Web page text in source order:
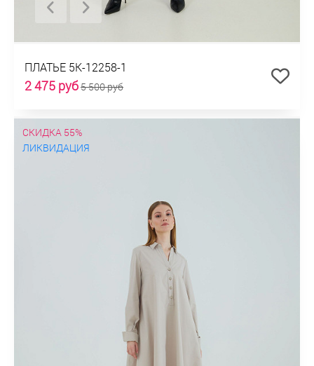
ПЛАТЬЕ 5К-12258-1
2 475 руб5 500 руб
СКИДКА 55%
ЛИКВИДАЦИЯ